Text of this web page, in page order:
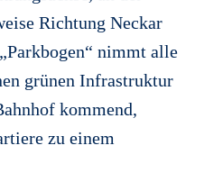
Richtung Neckar
nimmt alle
grünen Infrastruktur
kommend,
zu einem